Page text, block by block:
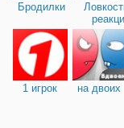
Бродилки
1 игрок на двоих